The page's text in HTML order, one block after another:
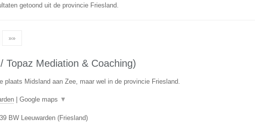
getoond uit de provincie Friesland.
»»
Topaz Mediation & Coaching)
plaats Midsland aan Zee, maar wel in de provincie Friesland.
| Google maps ▼
BW Leeuwarden(Friesland)